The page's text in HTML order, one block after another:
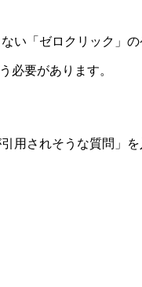
「ゼロクリック」
必要があります。
用されそうな質問」を